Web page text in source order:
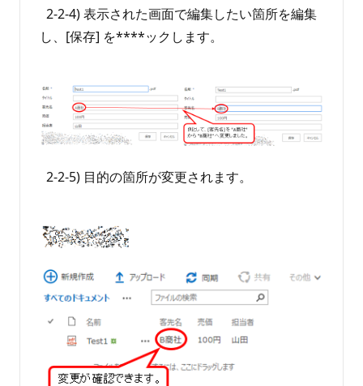
2-2-4) 表示された画面で編集したい箇所を編集
し、[保存] を****ックします。
2-2-5) 目的の箇所が変更されます。